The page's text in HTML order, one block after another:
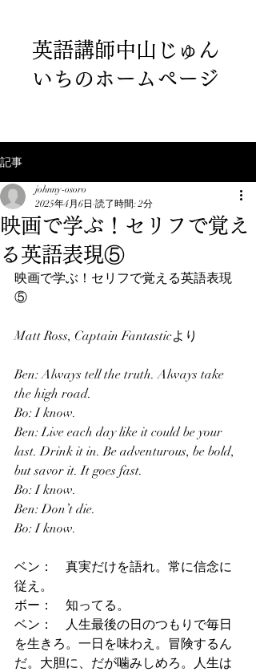
英語講師中山じゅん
いちのホームページ
記事
映画で学ぶ！セリフで覚え
る英語表現⑤
johnny-osoro
2025年4月6日 読了時間: 2分
映画で学ぶ！セリフで覚える英語表現
⑤
Matt Ross, Captain Fantasticより
Ben: Always tell the truth. Always take
the high road.
Bo: I know.
Ben: Live each day like it could be your
last. Drink it in. Be adventurous, be bold,
but savor it. It goes fast.
Bo: I know.
Ben: Don’t die.
Bo: I know.
ベン：　真実だけを語れ。常に信念に
従え。
ボー：　知ってる。
ベン：　人生最後の日のつもりで毎日
を生きろ。一日を味わえ。冒険するん
だ。大胆に、だが噛みしめろ。人生は